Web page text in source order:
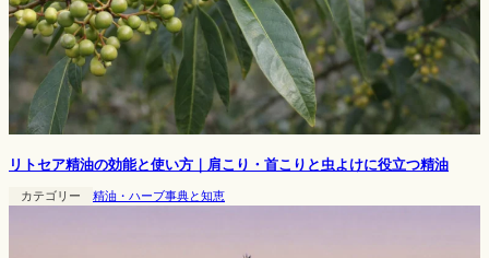
リトセア精油の効能と使い方｜肩こり・首こりと虫よけに役立つ精油
カテゴリー 精油・ハーブ事典と知恵